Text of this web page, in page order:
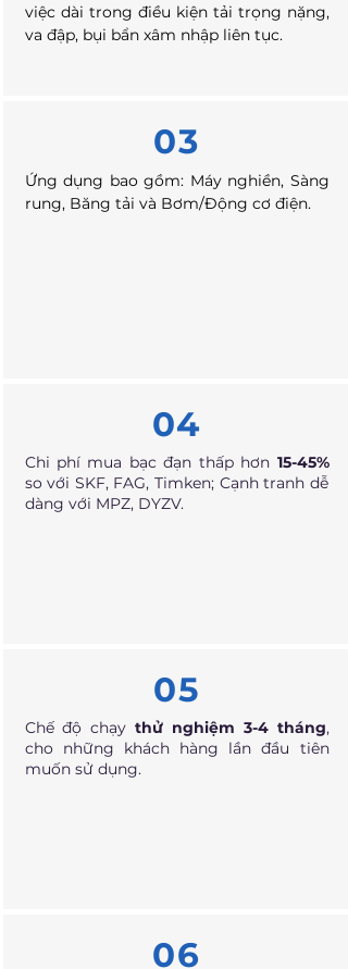
việc dài trong điều kiện tải trọng nặng,
va đập, bụi bẩn xâm nhập liên tục.
03
Ứng dụng bao gồm: Máy nghiền, Sàng
rung, Băng tải và Bơm/Động cơ điện.
04
Chi phí mua bạc đạn thấp hơn 15-45%
so với SKF, FAG, Timken; Cạnh tranh dễ
dàng với MPZ, DYZV.
05
Chế độ chạy thử nghiệm 3-4 tháng,
cho những khách hàng lần đầu tiên
muốn sử dụng.
06